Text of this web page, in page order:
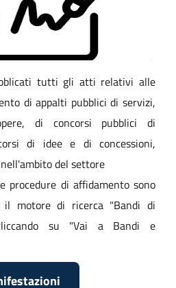
tutti gli atti relativi alle
di appalti pubblici di servizi,
di concorsi pubblici di
di idee e di concessioni,
del settore
di affidamento sono
il motore di ricerca "Bandi di
su "Vai a Bandi e